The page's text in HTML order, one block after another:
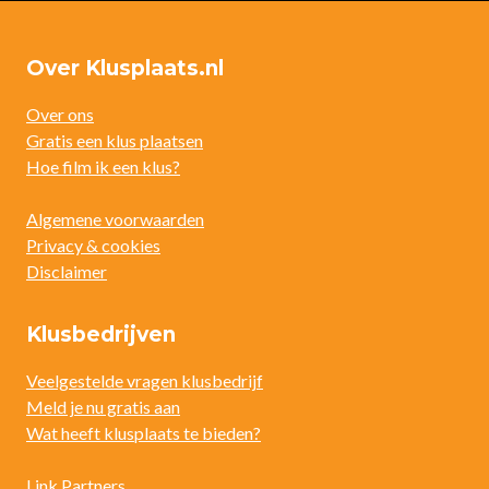
Over Klusplaats.nl
Over ons
Gratis een klus plaatsen
Hoe film ik een klus?
Algemene voorwaarden
Privacy & cookies
Disclaimer
Klusbedrijven
Veelgestelde vragen klusbedrijf
Meld je nu gratis aan
Wat heeft klusplaats te bieden?